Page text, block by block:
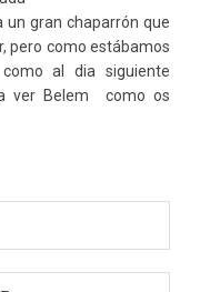
un gran chaparrón que
pero como estábamos
omo al dia siguiente
ver Belem como os